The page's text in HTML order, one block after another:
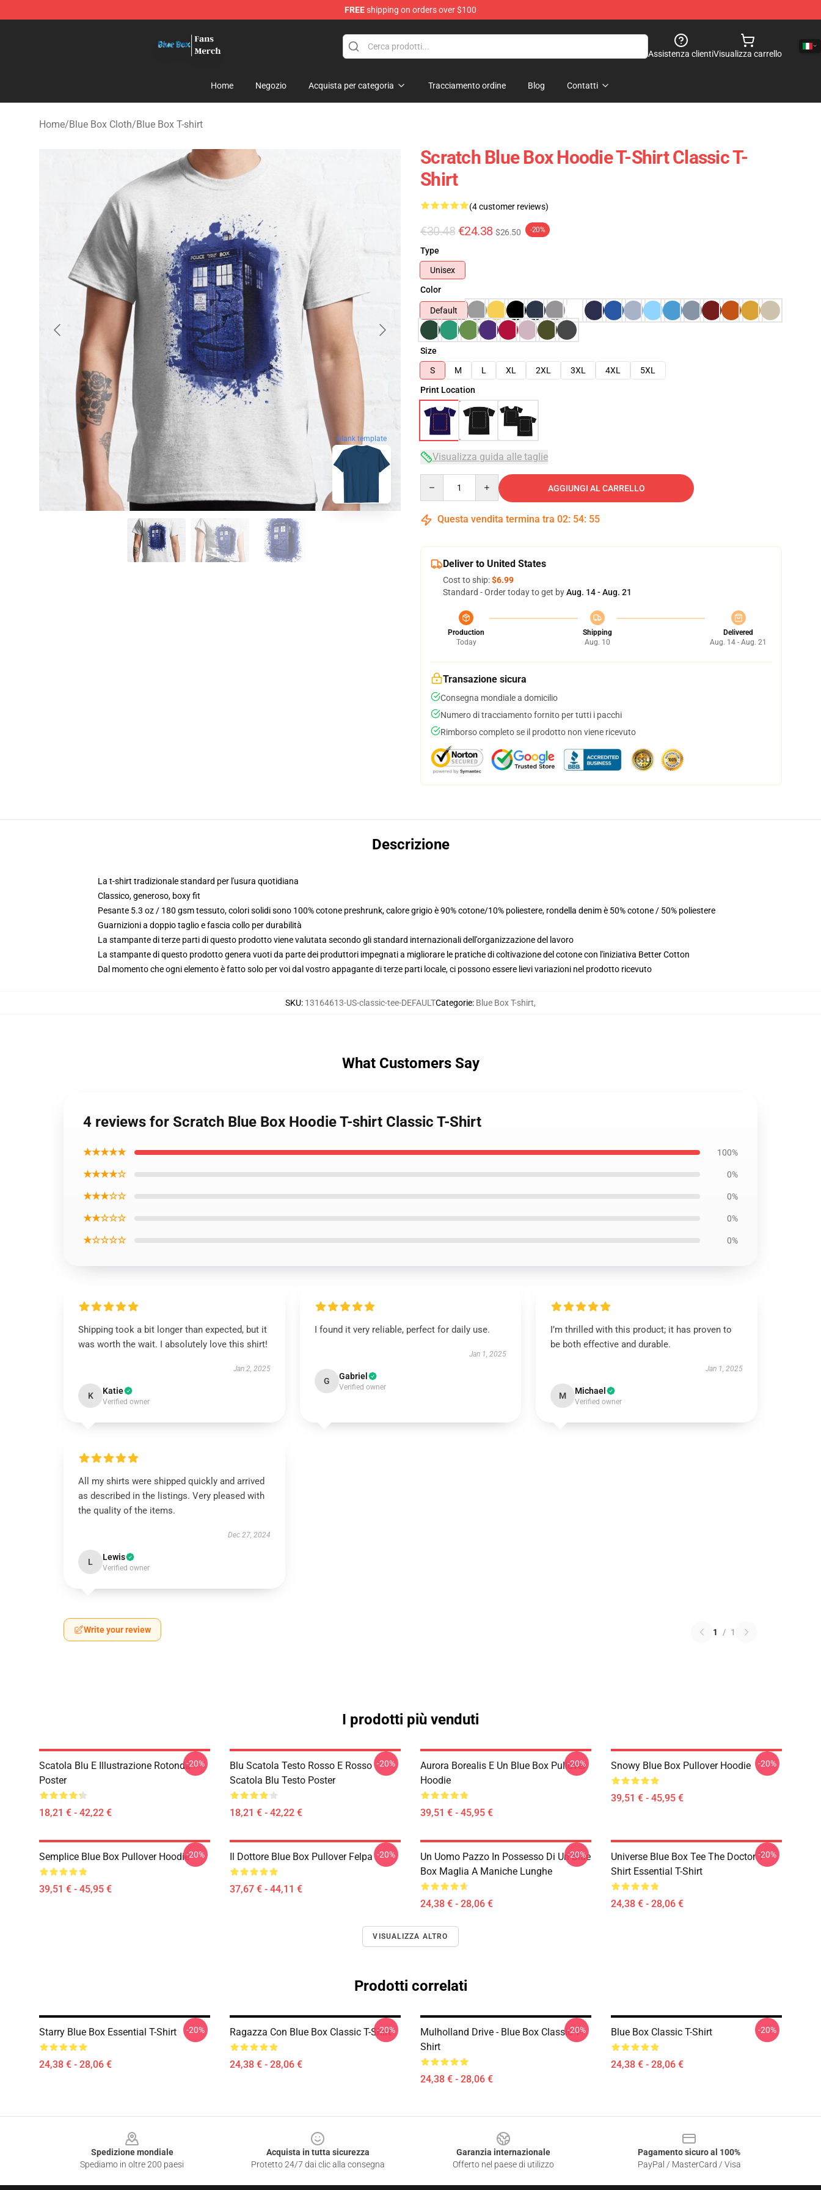
FREEshipping on orders over $100
Assistenza clientiVisualizza carrello
Home Negozio Acquista per categoria Tracciamento ordine Blog Contatti
Home/Blue Box Cloth/Blue Box T-shirt
blank template
Scratch Blue Box Hoodie T-Shirt Classic T-
Shirt
(4 customer reviews)
€30.48 €24.38 $26.50 -20%
Type
Unisex
Color
Default
Size
S
M L XL 2XL 3XL 4XL
5XL
Print Location
Visualizza guida alle taglie
AGGIUNGI AL CARRELLO
Questa vendita termina tra 02: 54: 53
Deliver to United States
Cost to ship:$6.99
Standard - Order today to get byAug. 14 - Aug. 21
Production
Today
Shipping
Aug. 10
Delivered
Aug. 14 - Aug. 21
Transazione sicura
Consegna mondiale a domicilio
Numero di tracciamento fornito per tutti i pacchi
Rimborso completo se il prodotto non viene ricevuto
Descrizione
La t-shirt tradizionale standard per l'usura quotidiana
Classico, generoso, boxy fit
Pesante 5.3 oz / 180 gsm tessuto, colori solidi sono 100% cotone preshrunk, calore grigio è 90% cotone/10% poliestere, rondella denim è 50% cotone / 50% poliestere
Guarnizioni a doppio taglio e fascia collo per durabilità
La stampante di terze parti di questo prodotto viene valutata secondo gli standard internazionali dell'organizzazione del lavoro
La stampante di questo prodotto genera vuoti da parte dei produttori impegnati a migliorare le pratiche di coltivazione del cotone con l'iniziativa Better Cotton
Dal momento che ogni elemento è fatto solo per voi dal vostro appagante di terze parti locale, ci possono essere lievi variazioni nel prodotto ricevuto
SKU: 13164613-US-classic-tee-DEFAULTCategorie: Blue Box T-shirt,
What Customers Say
4 reviews for Scratch Blue Box Hoodie T-shirt Classic T-Shirt
★★★★★ 100%
★★★★☆ 0%
★★★☆☆ 0%
★★☆☆☆ 0%
★☆☆☆☆ 0%
Shipping took a bit longer than expected, but it
was worth the wait. I absolutely love this shirt!
Jan 2, 2025
K Katie
Verified owner
I found it very reliable, perfect for daily use.
Jan 1, 2025
G Gabriel
Verified owner
I’m thrilled with this product; it has proven to
be both effective and durable.
Jan 1, 2025
M Michael
Verified owner
All my shirts were shipped quickly and arrived
as described in the listings. Very pleased with
the quality of the items.
Dec 27, 2024
L Lewis
Verified owner
Write your review 1 / 1
I prodotti più venduti
Scatola Blu E Illustrazione Rotonda
Poster
18,21 € - 42,22 €
-20%
Blu Scatola Testo Rosso E Rosso
Scatola Blu Testo Poster
18,21 € - 42,22 €
-20%
Aurora Borealis E Un Blue Box Pullover
Hoodie
39,51 € - 45,95 €
-20% Snowy Blue Box Pullover Hoodie
39,51 € - 45,95 €
-20%
Semplice Blue Box Pullover Hoodie
39,51 € - 45,95 €
-20% Il Dottore Blue Box Pullover Felpa
37,67 € - 44,11 €
-20%
Un Uomo Pazzo In Possesso Di Un Blue
Box Maglia A Maniche Lunghe
24,38 € - 28,06 €
-20%
Universe Blue Box Tee The Doctor T-
Shirt Essential T-Shirt
24,38 € - 28,06 €
-20%
VISUALIZZA ALTRO
Prodotti correlati
Starry Blue Box Essential T-Shirt
24,38 € - 28,06 €
-20% Ragazza Con Blue Box Classic T-Shirt
24,38 € - 28,06 €
-20%
Mulholland Drive - Blue Box Classic T-
Shirt
24,38 € - 28,06 €
-20% Blue Box Classic T-Shirt
24,38 € - 28,06 €
-20%
Spedizione mondiale
Spediamo in oltre 200 paesi
Acquista in tutta sicurezza
Protetto 24/7 dai clic alla consegna
Garanzia internazionale
Offerto nel paese di utilizzo
Pagamento sicuro al 100%
PayPal / MasterCard / Visa